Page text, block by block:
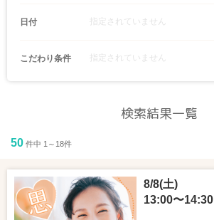
日付 指定されていません
こだわり条件 指定されていません
検索結果一覧
50 件中 1～18件
8/8(土)
13:00〜14:30